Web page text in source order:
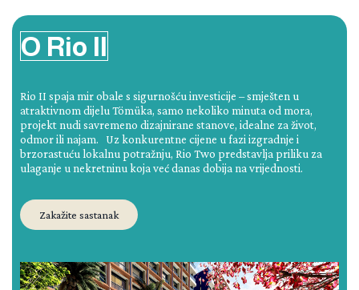
O Rio II
Rio II spaja mir obale s sigurnošću investicije – smješten u
atraktivnom dijelu Tömüka, samo nekoliko minuta od mora,
projekt nudi savremeno dizajnirane stanove, idealne za život,
odmor ili najam. Uz konkurentne cijene u fazi izgradnje i
brzorastuću lokalnu potražnju, Rio Two predstavlja priliku za
ulaganje u nekretninu koja već danas dobija na vrijednosti.
Zakažite sastanak